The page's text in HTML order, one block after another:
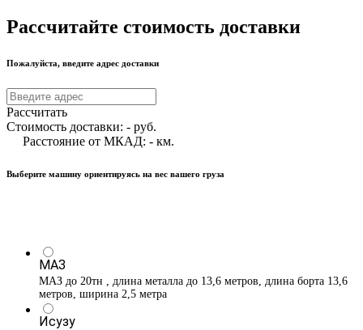
Рассчитайте стоимость доставки
Пожалуйста, введите адрес доставки
Рассчитать
Стоимость доставки: - руб.
Расстояние от МКАД: - км.
Выберите машину ориентируясь на вес вашего груза
МАЗ
МАЗ до 20тн , длина металла до 13,6 метров, длина борта 13,6
метров, ширина 2,5 метра
Исузу